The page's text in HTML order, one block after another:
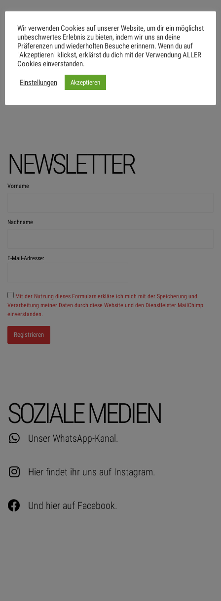
Informationen gespeichert werden, damit meine Anfrage
beantwortet werden kann. Die Daten werden nicht an
Dritte weitergegeben.
Absenden
NEWSLETTER
Vorname
Nachname
E-Mail-Adresse:
Mit der Nutzung dieses Formulars erkläre ich mich mit der Speicherung und
Verarbeitung meiner Daten durch diese Website und den Dienstleister MailChimp
einverstanden.
SOZIALE MEDIEN
Unser WhatsApp-Kanal.
Hier findet ihr uns auf Instagram.
Und hier auf Facebook.
Wir verwenden Cookies auf unserer Website, um dir ein möglichst
unbeschwertes Erlebnis zu bieten, indem wir uns an deine
Präferenzen und wiederholten Besuche erinnern. Wenn du auf
"Akzeptieren" klickst, erklärst du dich mit der Verwendung ALLER
Cookies einverstanden.
Einstellungen Akzeptieren